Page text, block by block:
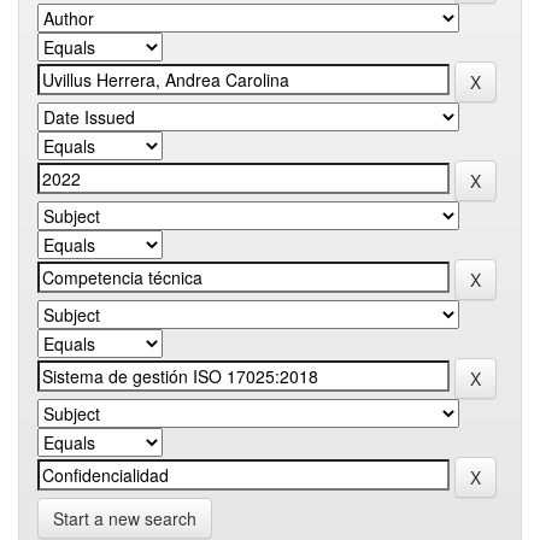
Start a new search